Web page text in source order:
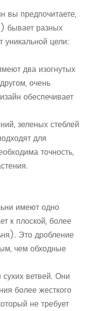
вы предпочитаете,
бывает разных
уникальной цели:
два изогнутых
очень
обеспечивает
зеленых стеблей
для
точность,
имеют одно
к плоской, более
Это дробление
чем обходные
ветвей. Они
более жесткого
не требует